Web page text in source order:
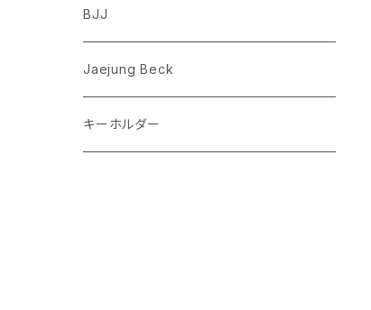
ポメラニアン
コーギー
ゾウ
トリ
Richard Scarry (リチャード・スキャリー)
おぱんちゅうさぎ/んぽちゃむ
BJJ
Jaejung Beck
キーホルダー